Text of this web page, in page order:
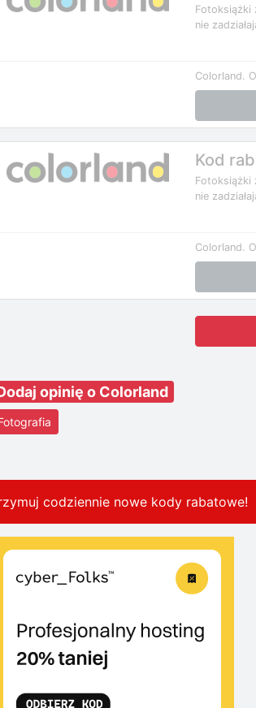
Fotoksiążki
nie
Colorland.
Kod
Fotoksiążki
nie
Colorland.
opinię o Colorland
codziennie nowe kody rabatowe!